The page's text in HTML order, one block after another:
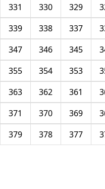
329
330
331
337
338
339
345
346
347
353
354
355
361
362
363
369
370
371
377
378
379